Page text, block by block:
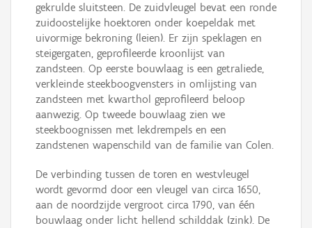
gekrulde sluitsteen. De zuidvleugel bevat een ronde
zuidoostelijke hoektoren onder koepeldak met
uivormige bekroning (leien). Er zijn speklagen en
steigergaten, geprofileerde kroonlijst van
zandsteen. Op eerste bouwlaag is een getraliede,
verkleinde steekboogvensters in omlijsting van
zandsteen met kwarthol geprofileerd beloop
aanwezig. Op tweede bouwlaag zien we
steekboognissen met lekdrempels en een
zandstenen wapenschild van de familie van Colen.
De verbinding tussen de toren en westvleugel
wordt gevormd door een vleugel van circa 1650,
aan de noordzijde vergroot circa 1790, van één
bouwlaag onder licht hellend schilddak (zink). De